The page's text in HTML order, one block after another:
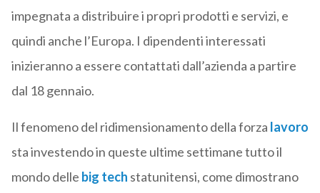
impegnata a distribuire i propri prodotti e servizi, e
quindi anche l’Europa. I dipendenti interessati
inizieranno a essere contattati dall’azienda a partire
dal 18 gennaio.
Il fenomeno del ridimensionamento della forza lavoro
sta investendo in queste ultime settimane tutto il
mondo delle big tech statunitensi, come dimostrano